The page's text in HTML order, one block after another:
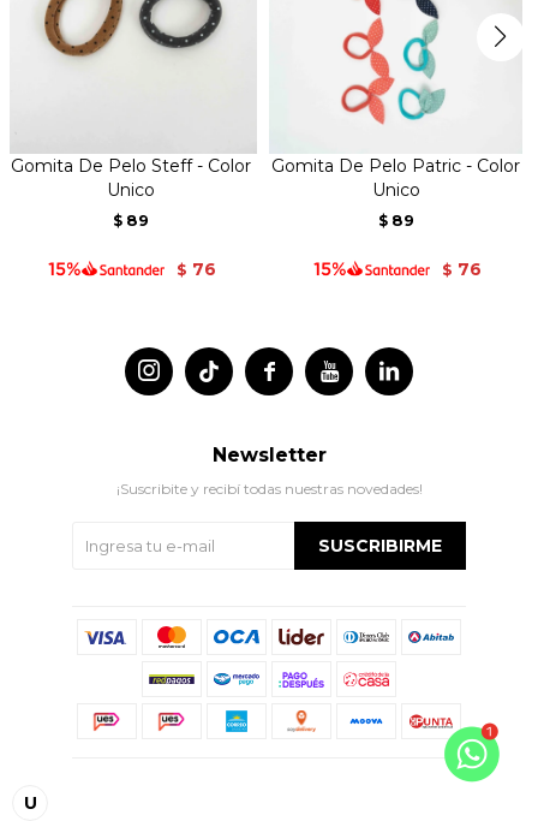
U
Gomita De Pelo Steff - Color
Unico
$ 89
$ 76
Gomita De Pelo Patric - Color
Unico
$ 89
$ 76
 
 
Newsletter
¡Suscribite y recibí todas nuestras novedades!
SUSCRIBIRME